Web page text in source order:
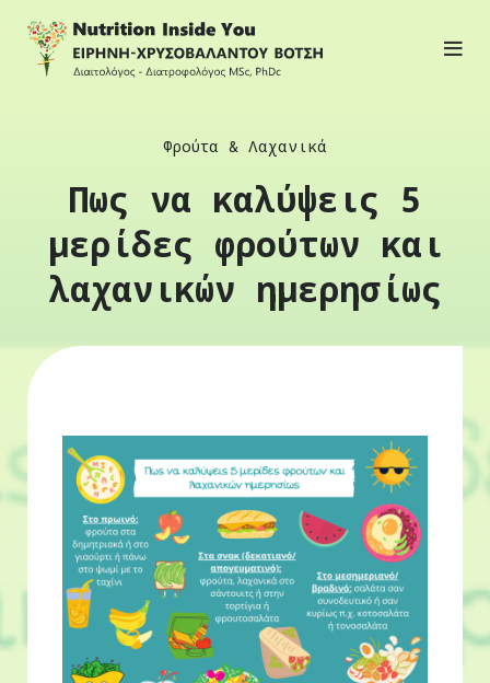
Φρούτα & Λαχανικά
Πως να καλύψεις 5
μερίδες φρούτων και
λαχανικών ημερησίως